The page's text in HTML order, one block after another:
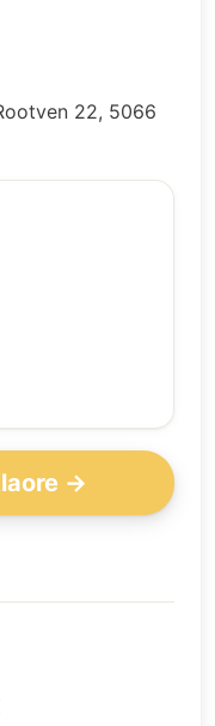
22, 5066
→